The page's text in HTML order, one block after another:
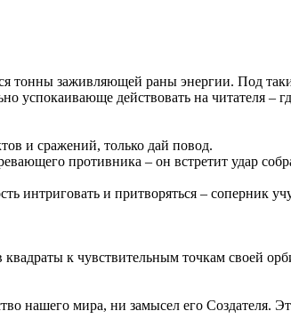
тонны заживляющей раны энергии. Под
успокаивающе действовать на читателя –
и сражений, только дай повод.
противника – он встретит удар
интриговать и притворяться – соперник
к чувствительным точкам своей
нашего мира, ни замысел его Создателя.